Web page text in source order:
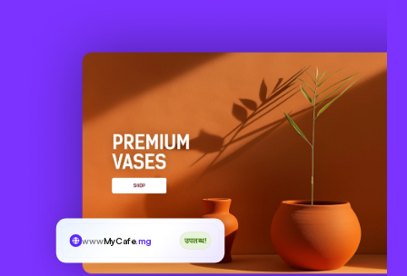
wwwMyCafe.mg उपलब्ध!